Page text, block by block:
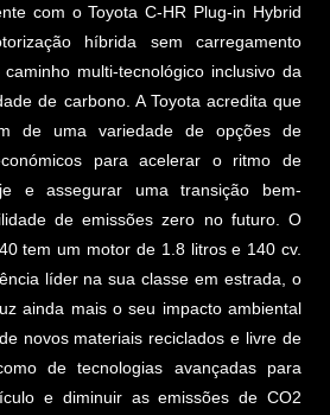
com o Toyota C-HR Plug-in Hybrid
híbrida sem carregamento
multi-tecnológico inclusivo da
de carbono. A Toyota acredita que
de uma variedade de opções de
para acelerar o ritmo de
e assegurar uma transição bem-
de emissões zero no futuro. O
tem um motor de 1.8 litros e 140 cv.
líder na sua classe em estrada, o
ainda mais o seu impacto ambiental
novos materiais reciclados e livre de
de tecnologias avançadas para
e diminuir as emissões de CO2